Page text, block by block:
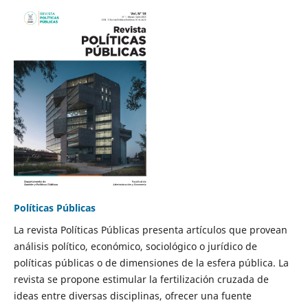
Políticas Públicas
La revista Políticas Públicas presenta artículos que provean
análisis político, económico, sociológico o jurídico de
políticas públicas o de dimensiones de la esfera pública. La
revista se propone estimular la fertilización cruzada de
ideas entre diversas disciplinas, ofrecer una fuente